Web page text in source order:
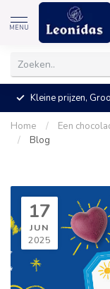
MENU
Kleine prijzen,
Home /
Een
/
Blog
17
JUN
2025